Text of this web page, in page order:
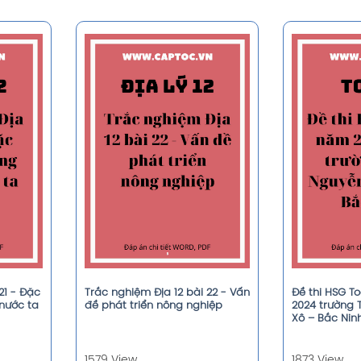
- Đặc
ta
Trắc nghiệm Địa 12 bài 22 - Vấn
đề phát triển nông nghiệp
Đề thi HSG
2024 trường
Xô – Bắc